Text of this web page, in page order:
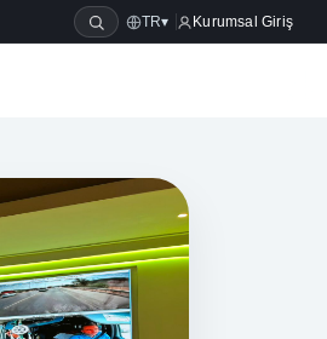
TR▾ Kurumsal Giriş